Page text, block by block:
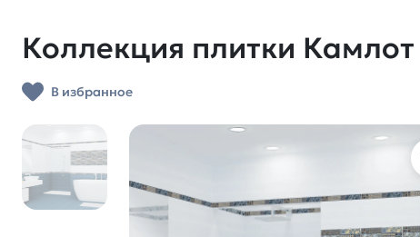
Коллекция плитки
В избранное